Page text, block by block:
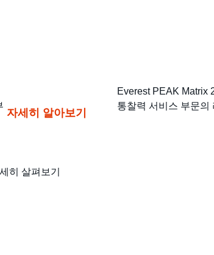
자세히 알아보기
Everest PEAK Matrix
통찰력 서비스 부문의
히 살펴보기